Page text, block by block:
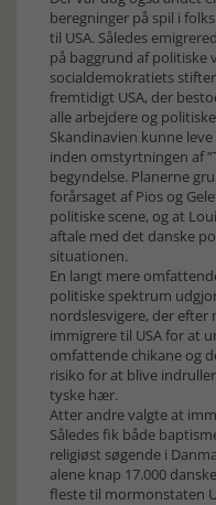
beregninger på spil i
til USA. Således
på baggrund af politiske
socialdemokratiets
fremtidigt USA, der
alle arbejdere og
Skandinavien kunne
inden omstyrtningen af
begyndelse. Planerne
forårsaget af Pios og
politiske scene, og at
aftale med det danske
situationen.
En langt mere
politiske spektrum
nordslesvigere, der efter
immigrere til USA for at
omfattende chikane og
risiko for at blive
tyske hær.
Atter andre valgte at
Således fik både
religiøst søgende i
alene knap 17.000
fleste til mormonstaten